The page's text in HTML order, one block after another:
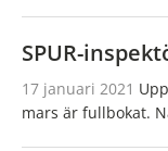
SPUR-
17 januari 2021
mars är fullbokat.